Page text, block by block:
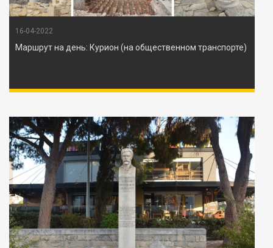
16-04-2022
Маршрут на день: Курион (на общественном транспорте)